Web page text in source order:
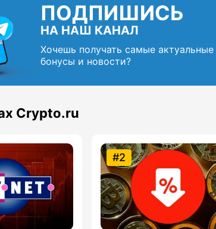
ПОДПИШИСЬ
НА НАШ КАНАЛ
Хочешь получать самые актуальные
бонусы и новости?
Crypto.ru
#2